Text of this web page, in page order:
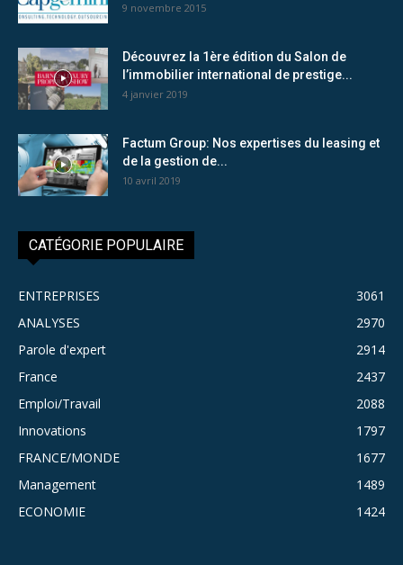
9 novembre 2015
Découvrez la 1ère édition du Salon de
l’immobilier international de prestige...
4 janvier 2019
Factum Group: Nos expertises du leasing et
de la gestion de...
10 avril 2019
CATÉGORIE POPULAIRE
ENTREPRISES
3061
ANALYSES
2970
Parole d'expert
2914
France
2437
Emploi/Travail
2088
Innovations
1797
FRANCE/MONDE
1677
Management
1489
ECONOMIE
1424